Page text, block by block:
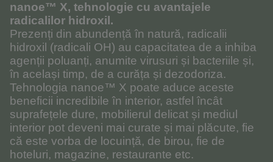
nanoe™ X, tehnologie cu avantajele
radicalilor hidroxil.
Prezenți din abundență în natură, radicalii
hidroxil (radicali OH) au capacitatea de a inhiba
agenții poluanți, anumite virusuri și bacteriile și,
în același timp, de a curăța și dezodoriza.
Tehnologia nanoe™ X poate aduce aceste
beneficii incredibile în interior, astfel încât
suprafețele dure, mobilierul delicat și mediul
interior pot deveni mai curate și mai plăcute, fie
că este vorba de locuință, de birou, fie de
hoteluri, magazine, restaurante etc.